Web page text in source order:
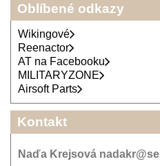
Oblíbené odkazy
Wikingové
Reenactor
AT na Facebooku
MILITARYZONE
Airsoft Parts
Kontakt
Naďa Krejsová